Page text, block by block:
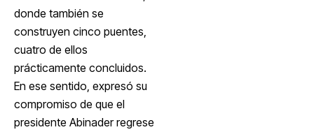
donde también se
construyen cinco puentes,
cuatro de ellos
prácticamente concluidos.
En ese sentido, expresó su
compromiso de que el
presidente Abinader regrese